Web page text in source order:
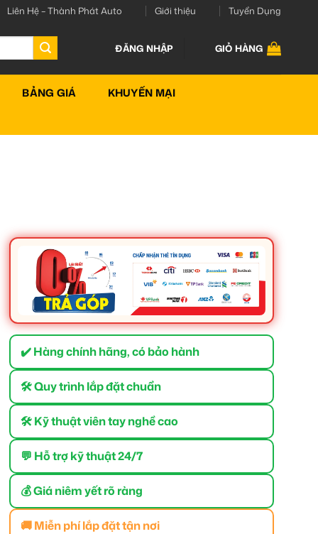
Liên Hệ – Thành Phát Auto Giới thiệu Tuyển Dụng
ĐĂNG NHẬP GIỎ HÀNG
BẢNG GIÁ KHUYẾN MẠI
✔️ Hàng chính hãng, có bảo hành
🛠 Quy trình lắp đặt chuẩn
🛠 Kỹ thuật viên tay nghề cao
💬 Hỗ trợ kỹ thuật 24/7
💰 Giá niêm yết rõ ràng
🚚 Miễn phí lắp đặt tận nơi